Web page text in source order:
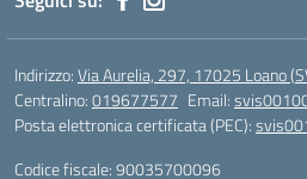
Indirizzo:Via Aurelia, 297, 17025 Loano
Centralino:019677577 Email:
Posta elettronica certificata (PEC):
Codice fiscale: 90035700096